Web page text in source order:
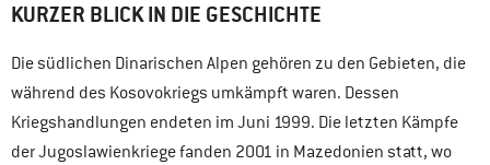
KURZER BLICK IN DIE GESCHICHTE
Die südlichen Dinarischen Alpen gehören zu den Gebieten, die
während des Kosovokriegs umkämpft waren. Dessen
Kriegshandlungen endeten im Juni 1999. Die letzten Kämpfe
der Jugoslawienkriege fanden 2001 in Mazedonien statt, wo